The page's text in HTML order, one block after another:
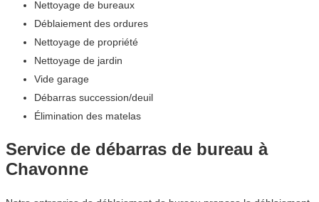
Nettoyage de bureaux
Déblaiement des ordures
Nettoyage de propriété
Nettoyage de jardin
Vide garage
Débarras succession/deuil
Élimination des matelas
Service de débarras de bureau à
Chavonne